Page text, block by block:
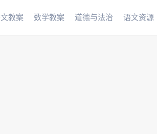
教案 数学教案 道德与法治 语文资源